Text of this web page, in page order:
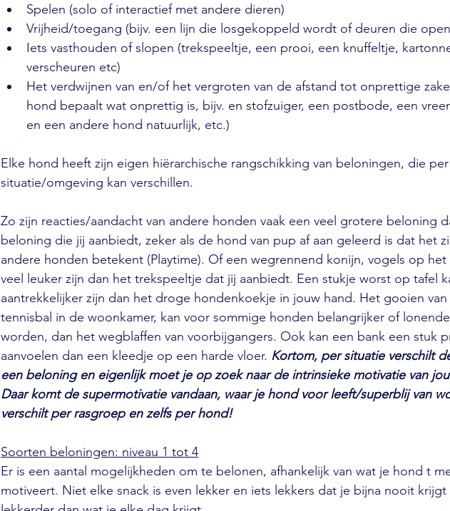
Spelen (solo of interactief met andere dieren)
Vrijheid/toegang (bijv. een lijn die losgekoppeld wordt of deuren die
Iets vasthouden of slopen (trekspeeltje, een prooi, een knuffeltje,
verscheuren etc)
Het verdwijnen van en/of het vergroten van de afstand tot onprettige
hond bepaalt wat onprettig is, bijv. en stofzuiger, een postbode, een
en een andere hond natuurlijk, etc.)
Elke hond heeft zijn eigen hiërarchische rangschikking van beloningen, die per
situatie/omgeving kan verschillen.
Zo zijn reacties/aandacht van andere honden vaak een veel grotere beloning
beloning die jij aanbiedt, zeker als de hond van pup af aan geleerd is dat het
andere honden betekent (Playtime). Of een wegrennend konijn, vogels op het
veel leuker zijn dan het trekspeeltje dat jij aanbiedt. Een stukje worst op tafel
aantrekkelijker zijn dan het droge hondenkoekje in jouw hand. Het gooien van
tennisbal in de woonkamer, kan voor sommige honden belangrijker of
worden, dan het wegblaffen van voorbijgangers. Ook kan een bank een stuk
aanvoelen dan een kleedje op een harde vloer. Kortom, per situatie verschilt
een beloning en eigenlijk moet je op zoek naar de intrinsieke motivatie van
Daar komt de supermotivatie vandaan, waar je hond voor leeft/superblij van
verschilt per rasgroep en zelfs per hond!
Soorten beloningen: niveau 1 tot 4
Er is een aantal mogelijkheden om te belonen, afhankelijk van wat je hond t
motiveert. Niet elke snack is even lekker en iets lekkers dat je bijna nooit krijgt